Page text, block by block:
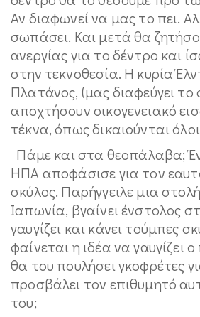
Αν διαφωνεί να μας το πει.
σωπάσει. Και μετά θα
ανεργίας για το δέντρο και
στην τεκνοθεσία. Η κυρία
Πλατάνος, (μας διαφεύγει
αποχτήσουν οικογενειακό
τέκνα, όπως δικαιούνται
Πάμε και στα θεοπάλαβα;
ΗΠΑ αποφάσισε για τον
σκύλος. Παρήγγειλε μια
Ιαπωνία, βγαίνει ένστολος
γαυγίζει και κάνει τούμπες
φαίνεται η ιδέα να γαυγίζει
θα του πουλήσει γκοφρέτες
προσβάλει τον επιθυμητό
του;